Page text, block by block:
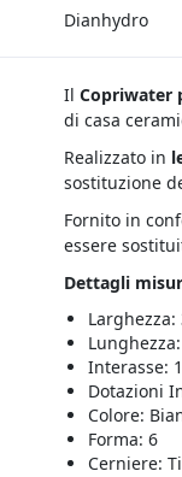
Dianhydro
Il Copriwater
di casa
Realizzato in
sostituzione
Fornito in
essere
Dettagli
Larghezza:
Interasse:
Dotazioni
Colore:
Forma: 6
Cerniere: